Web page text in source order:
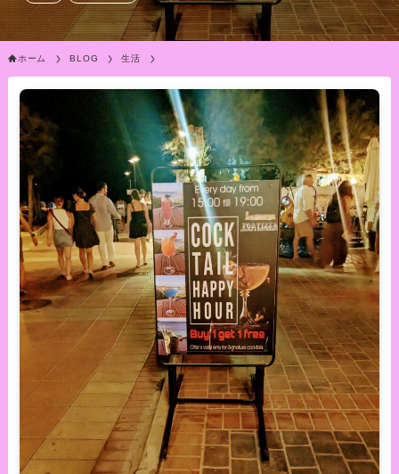
ホーム BLOG 生活